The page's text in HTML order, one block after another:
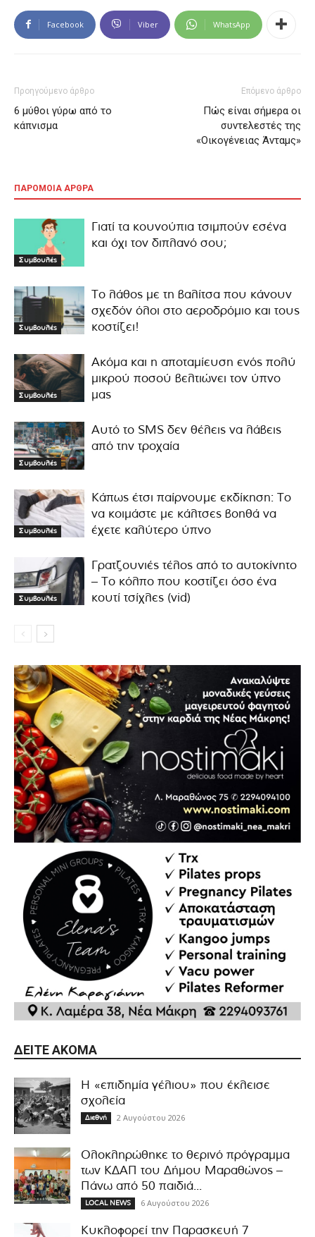
Facebook Viber WhatsApp
Προηγούμενο άρθρο
6 μύθοι γύρω από το
κάπνισμα
Επόμενο άρθρο
Πώς είναι σήμερα οι
συντελεστές της
«Οικογένειας Άνταμς»
ΠΑΡΟΜΟΙΑ ΑΡΘΡΑ
Συμβουλές
Γιατί τα κουνούπια τσιμπούν εσένα
και όχι τον διπλανό σου;
Συμβουλές
Το λάθος με τη βαλίτσα που κάνουν
σχεδόν όλοι στο αεροδρόμιο και τους
κοστίζει!
Συμβουλές
Ακόμα και η αποταμίευση ενός πολύ
μικρού ποσού βελτιώνει τον ύπνο
μας
Συμβουλές
Αυτό το SMS δεν θέλεις να λάβεις
από την τροχαία
Συμβουλές
Κάπως έτσι παίρνουμε εκδίκηση: Το
να κοιμάστε με κάλτσες βοηθά να
έχετε καλύτερο ύπνο
Συμβουλές
Γρατζουνιές τέλος από το αυτοκίνητο
– Το κόλπο που κοστίζει όσο ένα
κουτί τσίχλες (vid)
ΔΕΊΤΕ ΑΚΌΜΑ
Η «επιδημία γέλιου» που έκλεισε
σχολεία
Διεθνή 2 Αυγούστου 2026
Ολοκληρώθηκε το θερινό πρόγραμμα
των ΚΔΑΠ του Δήμου Μαραθώνος –
Πάνω από 50 παιδιά...
LOCAL NEWS 6 Αυγούστου 2026
Κυκλοφορεί την Παρασκευή 7